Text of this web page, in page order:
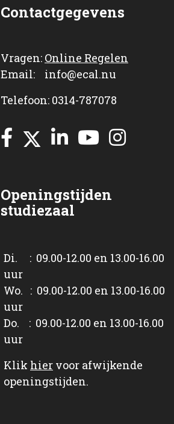
Contactgegevens
Vragen: Online Regelen
Email: info@ecal.nu
Telefoon: 0314-787078
Openingstijden
studiezaal
Di. : 09.00-12.00 en 13.00-16.00
uur
Wo. : 09.00-12.00 en 13.00-16.00
uur
Do. : 09.00-12.00 en 13.00-16.00
uur
Klik hier voor afwijkende
openingstijden.